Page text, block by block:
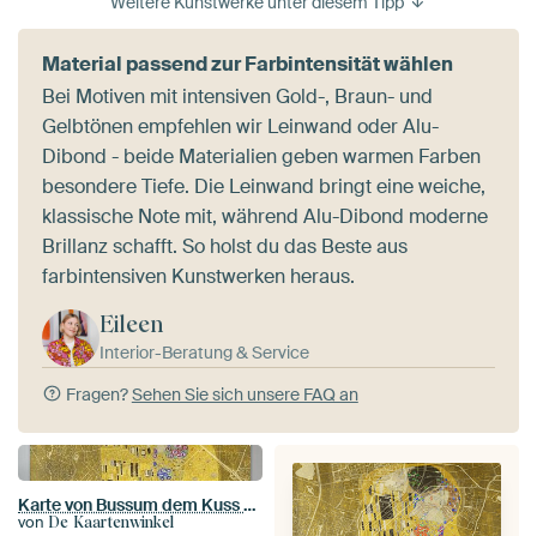
Material passend zur Farbintensität wählen
Bei Motiven mit intensiven Gold-, Braun- und
Gelbtönen empfehlen wir Leinwand oder Alu-
Dibond - beide Materialien geben warmen Farben
besondere Tiefe. Die Leinwand bringt eine weiche,
klassische Note mit, während Alu-Dibond moderne
Brillanz schafft. So holst du das Beste aus
farbintensiven Kunstwerken heraus.
Eileen
Interior-Beratung & Service
Fragen?Sehen Sie sich unsere FAQ an
Karte von Bussum dem Kuss von Gustav Klimt
von De Kaartenwinkel